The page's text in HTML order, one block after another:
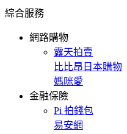
綜合服務
網路購物
露天拍賣
比比昂日本購物
媽咪愛
金融保險
Pi 拍錢包
易安網